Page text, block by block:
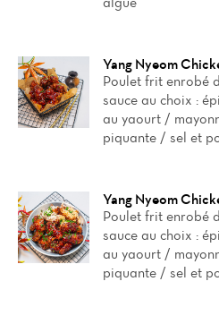
Yang Nyeom
Poulet frit enrobé
sauce au choix :
au yaourt /
piquante / sel et
Yang Nyeom
Poulet frit enrobé
sauce au choix :
au yaourt /
piquante / sel et